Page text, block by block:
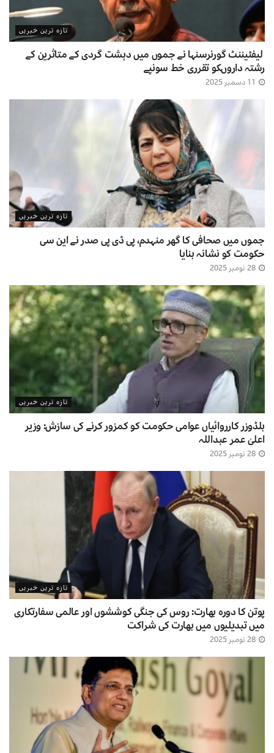
تازہ ترین خبریں
لیفٹیننٹ گورنرسنہا نے جموں میں دہشت گردی کے متاثرین کے
رشتہ داروںکو تقرری خط سونپے
تازہ ترین خبریں
جموں میں صحافی کا گھر منہدم، پی ڈی پی صدر نے این سی
حکومت کو نشانہ بنایا
تازہ ترین خبریں
بلڈوزر کارروائیاں عوامی حکومت کو کمزور کرنے کی سازش: وزیر
اعلیٰ عمر عبداللہ
تازہ ترین خبریں
پوتن کا دورہ بھارت: روس کی جنگی کوششوں اور عالمی سفارتکاری
میں تبدیلیوں میں بھارت کی شراکت